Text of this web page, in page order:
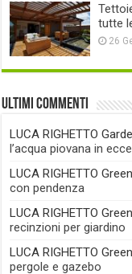
tutte
26
Ultimi commenti
LUCA RIGHETTO
l’acqua piovana in
LUCA RIGHETTO
con pendenza
LUCA RIGHETTO
recinzioni per giardino
LUCA RIGHETTO
pergole e gazebo